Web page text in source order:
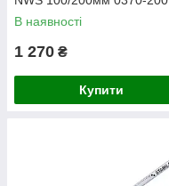
В наявності
1 270 ₴
Купити